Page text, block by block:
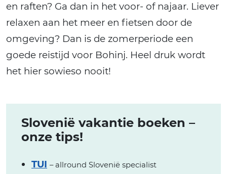
en raften? Ga dan in het voor- of najaar. Liever
relaxen aan het meer en fietsen door de
omgeving? Dan is de zomerperiode een
goede reistijd voor Bohinj. Heel druk wordt
het hier sowieso nooit!
Slovenië vakantie boeken –
onze tips!
TUI – allround Slovenië specialist